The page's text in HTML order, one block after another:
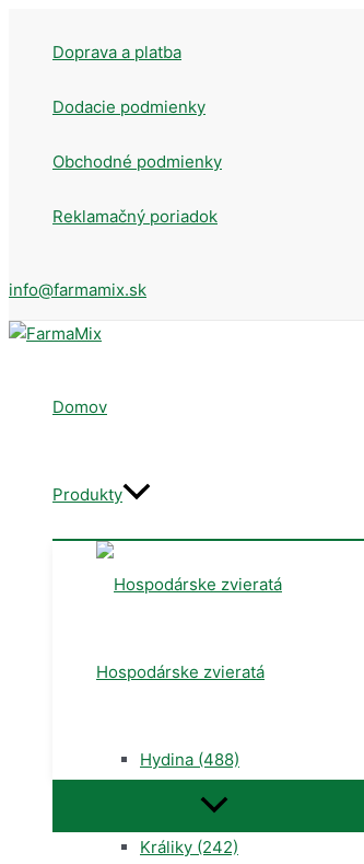
Doprava a platba
Dodacie podmienky
Obchodné podmienky
Reklamačný poriadok
info@farmamix.sk
Domov
Produkty
Hospodárske zvieratá
Hydina (488)
Králiky (242)
Menu
Toggle